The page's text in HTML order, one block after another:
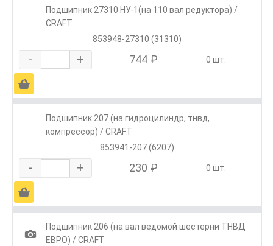
Подшипник 27310 НУ-1(на 110 вал редуктора) /
CRAFT
853948-27310 (31310)
- + 744 ₽ 0 шт.
Ä
Подшипник 207 (на гидроцилиндр, тнвд,
компрессор) / CRAFT
853941-207 (6207)
- + 230 ₽ 0 шт.
Ä
1
Подшипник 206 (на вал ведомой шестерни ТНВД
ЕВРО) / CRAFT